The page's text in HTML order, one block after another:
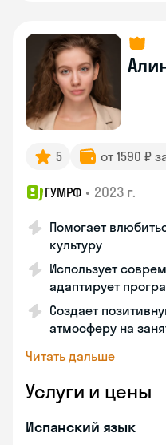
5 от 1590 ₽
ГУМРФ • 2023 г.
Помогает
культуру
Использует
адаптирует
Создает
атмосферу на
Читать дальше
Услуги и цены
Испанский язык